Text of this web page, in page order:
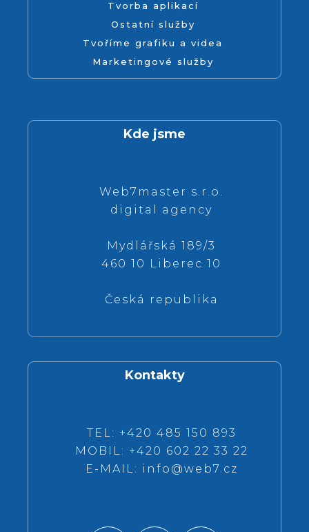
Tvorba aplikací
Ostatní služby
Tvoříme grafiku a videa
Marketingové služby
Kde jsme
Web7master s.r.o.
digital agency
Mydlářská 189/3
460 10 Liberec 10
Česká republika
Kontakty
TEL: +420 485 150 893
MOBIL: +420 602 22 33 22
E-MAIL: info@web7.cz